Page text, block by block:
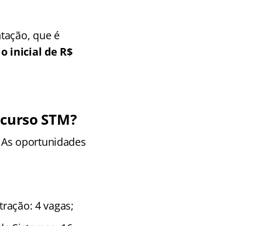
que é
inicial de R$
STM?
oportunidades
4 vagas;